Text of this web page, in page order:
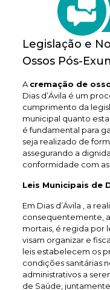
Legislação e
Ossos Pós-
A cremação de
Dias d’Ávila é um
cumprimento da
municipal quanto
é fundamental para
seja realizado de
assegurando a
conformidade com
Leis Municipais de
Em Dias d’Ávila , a
consequentemente,
mortais, é regida por
visam organizar e
leis estabelecem os
condições sanitárias
administrativos a
de Saúde,